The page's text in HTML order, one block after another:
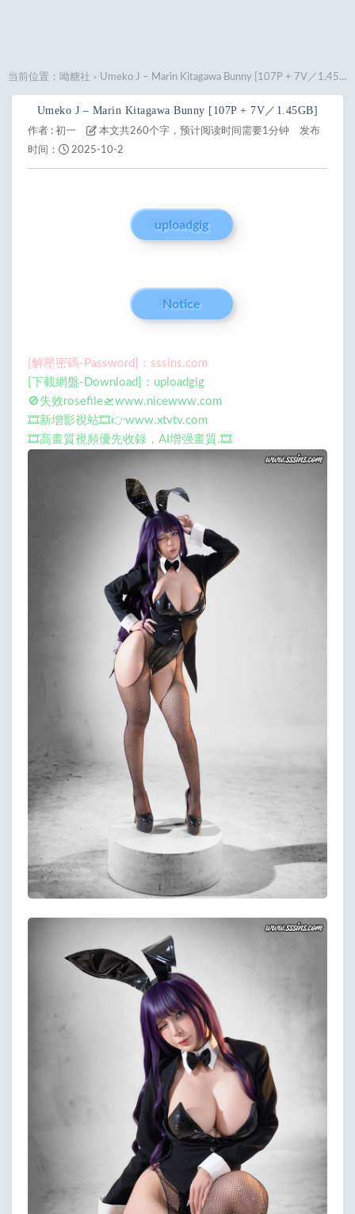
当前位置： 呦糖社 > Umeko J – Marin Kitagawa Bunny [107P + 7V／1.45GB]
Umeko J – Marin Kitagawa Bunny [107P + 7V／1.45GB]
作者 : 初一 本文共260个字，预计阅读时间需要1分钟
发布
时间：
2025-10-2
uploadgig
Notice
[解壓密碼-Password]：sssins.com
[下載網盤-Download]：uploadgig
🚫失效rosefile🛫www.nicewww.com
🎞️新增影視站🎞️👉www.xtvtv.com
🎞️高畫質視頻優先收錄，AI增强畫質.🎞️